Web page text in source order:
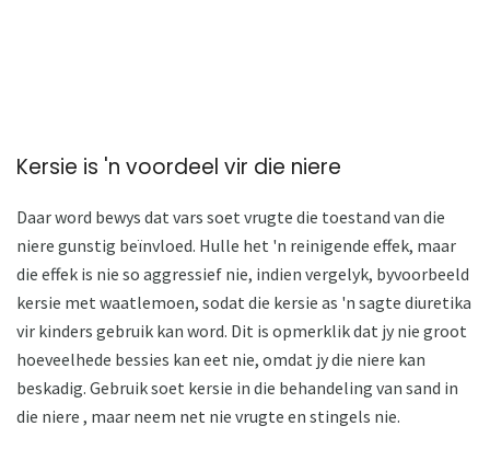
Kersie is 'n voordeel vir die niere
Daar word bewys dat vars soet vrugte die toestand van die
niere gunstig beïnvloed. Hulle het 'n reinigende effek, maar
die effek is nie so aggressief nie, indien vergelyk, byvoorbeeld
kersie met waatlemoen, sodat die kersie as 'n sagte diuretika
vir kinders gebruik kan word. Dit is opmerklik dat jy nie groot
hoeveelhede bessies kan eet nie, omdat jy die niere kan
beskadig. Gebruik soet kersie in die behandeling van sand in
die niere , maar neem net nie vrugte en stingels nie.